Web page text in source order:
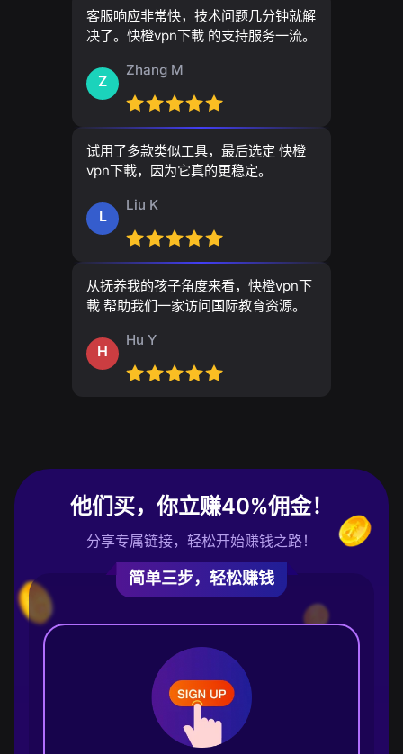
客服响应非常快，技术问题几分钟就解
决了。快橙vpn下載 的支持服务一流。
Z
Zhang M
试用了多款类似工具，最后选定 快橙
vpn下載，因为它真的更稳定。
L
Liu K
从抚养我的孩子角度来看，快橙vpn下
載 帮助我们一家访问国际教育资源。
H
Hu Y
他们买，你立赚40%佣金！
分享专属链接，轻松开始赚钱之路！
简单三步，轻松赚钱